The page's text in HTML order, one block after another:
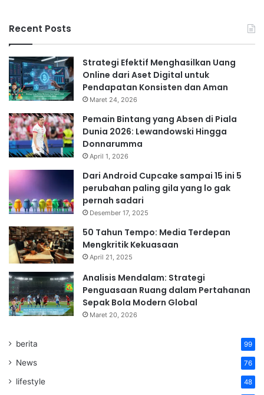
Recent Posts
Strategi Efektif Menghasilkan Uang
Online dari Aset Digital untuk
Pendapatan Konsisten dan Aman
Maret 24, 2026
Pemain Bintang yang Absen di Piala
Dunia 2026: Lewandowski Hingga
Donnarumma
April 1, 2026
Dari Android Cupcake sampai 15 ini 5
perubahan paling gila yang lo gak
pernah sadari
Desember 17, 2025
50 Tahun Tempo: Media Terdepan
Mengkritik Kekuasaan
April 21, 2025
Analisis Mendalam: Strategi
Penguasaan Ruang dalam Pertahanan
Sepak Bola Modern Global
Maret 20, 2026
berita 99
News 76
lifestyle 48